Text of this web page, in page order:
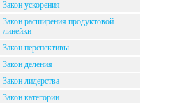
Закон ускорения
Закон расширения продуктовой
линейки
Закон перспективы
Закон деления
Закон лидерства
Закон категории